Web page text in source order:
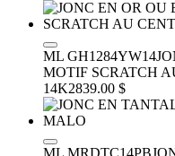
ML GH1284YW14
MOTIF SCRATCH
14K2839.00 $
ML MRDTC14PB